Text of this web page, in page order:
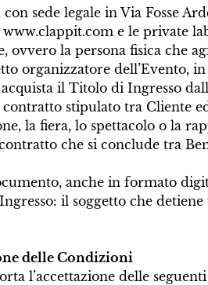
sede legale in Via Fosse
e le private
ovvero la persona fisica che
organizzatore dell’Evento,
il Titolo di Ingresso
stipulato tra Cliente
la fiera, lo spettacolo o la
che si conclude tra
anche in formato
il soggetto che
delle Condizioni
l’accettazione delle